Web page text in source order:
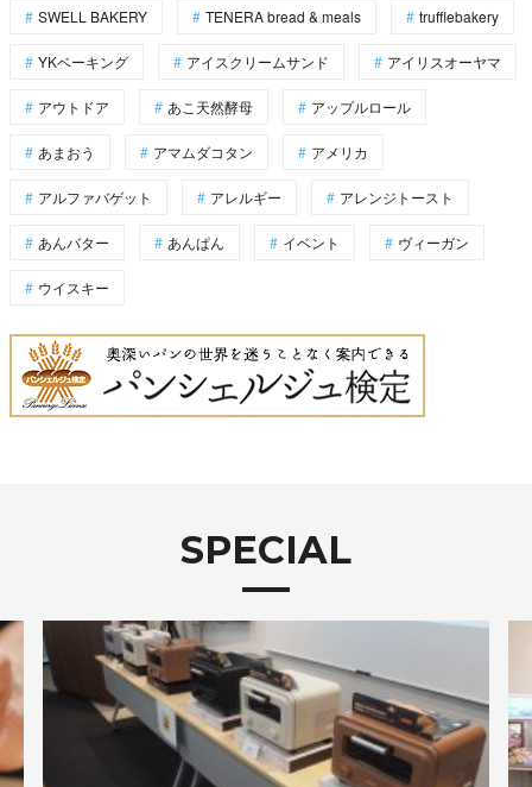
SWELL BAKERY TENERA bread & meals trufflebakery
YKベーキング アイスクリームサンド アイリスオーヤマ
アウトドア あこ天然酵母 アップルロール
あまおう アマムダコタン アメリカ
アルファバゲット アレルギー アレンジトースト
あんバター あんぱん イベント ヴィーガン
ウイスキー
SPECIAL